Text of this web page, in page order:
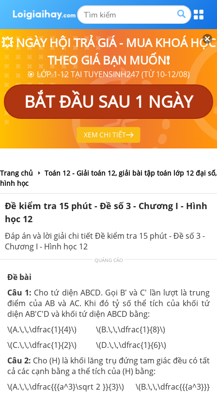
💥 NGÀY HỘI TRẢ GIÁ - MUA KHOÁ HỌC
THEO GIÁ BẠN MUỐN❗
🎯 LỚP 1-12 TẠI TUYENSINH247 (TỪ 10-12/08)
BẮT ĐẦU SAU 1 NGÀY
XEM CHI TIẾT
Trang chủ
Toán 12 - Giải toán 12, giải bài tập toán lớp 12 đại số,
hình học
Đề kiểm tra 15 phút - Đề số 3 - Chương I - Hình
học 12
Đáp án và lời giải chi tiết Đề kiểm tra 15 phút - Đề số 3 -
Chương I - Hình học 12
QUẢNG CÁO
Đề bài
Câu 1: Cho tứ diện ABCD. Gọi B' và C' lần lượt là trung
điểm của AB và AC. Khi đó tỷ số thể tích của khối tứ
diện AB'C'D và khối tứ diện ABCD bằng:
\(A.\,\,\dfrac{1}{4}\) \(B.\,\,\dfrac{1}{8}\)
\(C.\,\,\dfrac{1}{2}\) \(D.\,\,\dfrac{1}{6}\)
Câu 2: Cho (H) là khối lăng trụ đứng tam giác đều có tất
cả các cạnh bằng a thể tích của (H) bằng:
\(A.\,\,\dfrac{{{a^3}\sqrt 2 }}{3}\) \(B.\,\,\dfrac{{{a^3}}}